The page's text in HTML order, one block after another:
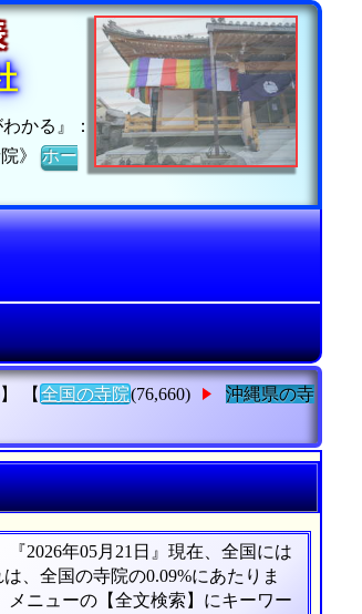
かる』：
院》ホー
【 全国の寺院(76,660)
沖縄県の寺
2026年05月21日』現在、全国には
、全国の寺院の0.09%にあたりま
ニューの【全文検索】にキーワー